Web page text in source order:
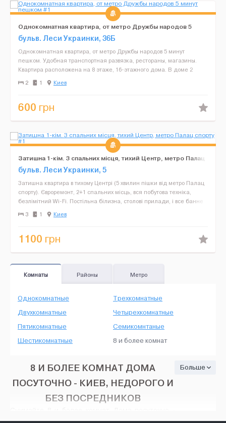
Однокомнатная квартира, от метро Дружбы народов 5
минут пешком
бульв. Леси Украинки, 36Б
Однокомнатная квартира, от метро Дружбы народов 5 минут
пешком. Удобная транспортная развязка, рестораны, магазины.
Квартира расположена на 8 этаже, 16-этажного дома. В доме 2
лифта (один из них грузовой). В квартире может размес...
2 1 Киев
600 грн
Затишна 1-кім. 3 спальних місця, тихий Центр, метро Палац
спорту
бульв. Леси Украинки, 5
Затишна квартира в тихому Центрі (5 хвилин пішки від метро Палац
спорту). Євроремонт, 2+1 спальних місць, вся побутова техніка,
безлімітний Wi-Fi. Постільна білизна, столові прилади, і все банне
приладдя надаються. Поруч паркуванн...
3 1 Киев
1100 грн
Комнаты Районы Метро
Однокомнатные
Двухкомнатные
Трехкомнатные
Четырехкомнатные
Пятикомнатные
Шестикомнатные
Семикомнтаные
8 и более комнат
8 И БОЛЕЕ КОМНАТ ДОМА
ПОСУТОЧНО - КИЕВ, НЕДОРОГО И
БЕЗ ПОСРЕДНИКОВ
Киев, на HOUSE24, недорого и без посредников.
Больше